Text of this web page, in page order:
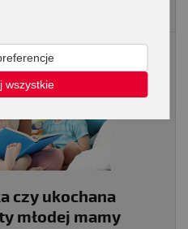
Wychowanie
czy ukochana
młodej mamy
wszystkie